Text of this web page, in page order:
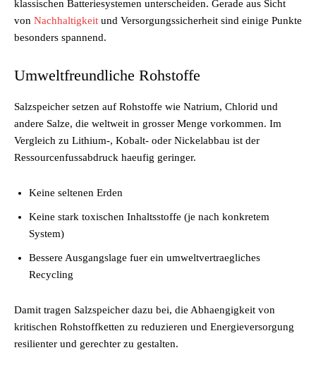
klassischen Batteriesystemen unterscheiden. Gerade aus Sicht
von Nachhaltigkeit und Versorgungssicherheit sind einige Punkte
besonders spannend.
Umweltfreundliche Rohstoffe
Salzspeicher setzen auf Rohstoffe wie Natrium, Chlorid und
andere Salze, die weltweit in grosser Menge vorkommen. Im
Vergleich zu Lithium-, Kobalt- oder Nickelabbau ist der
Ressourcenfussabdruck haeufig geringer.
Keine seltenen Erden
Keine stark toxischen Inhaltsstoffe (je nach konkretem
System)
Bessere Ausgangslage fuer ein umweltvertraegliches
Recycling
Damit tragen Salzspeicher dazu bei, die Abhaengigkeit von
kritischen Rohstoffketten zu reduzieren und Energieversorgung
resilienter und gerechter zu gestalten.